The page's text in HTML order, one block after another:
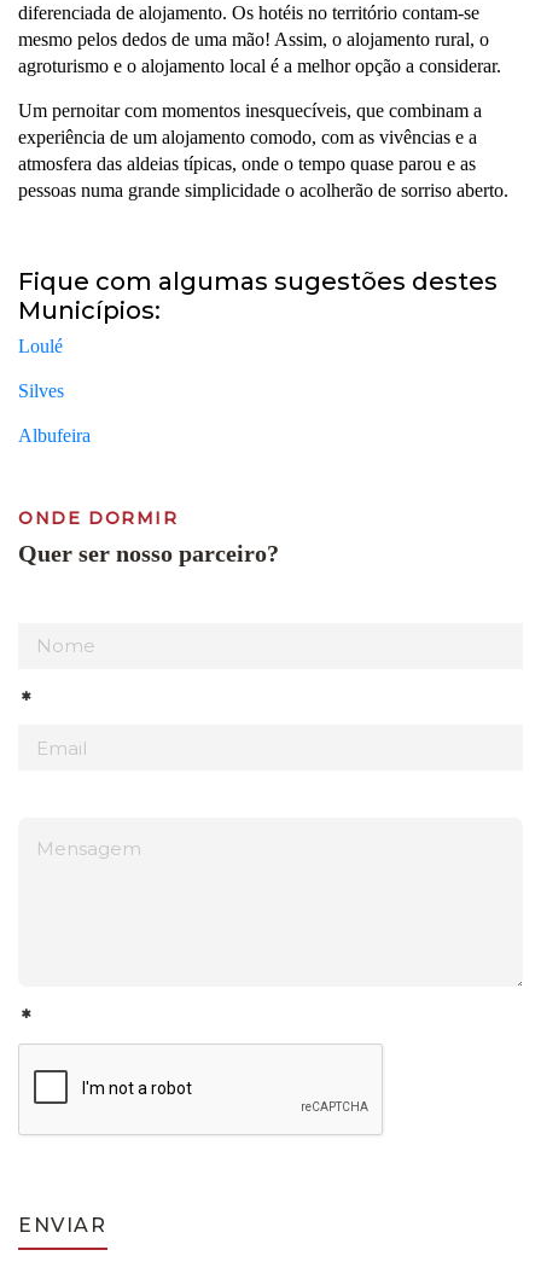
diferenciada de alojamento. Os hotéis no território contam-se
mesmo pelos dedos de uma mão! Assim, o alojamento rural, o
agroturismo e o alojamento local é a melhor opção a considerar.
Um pernoitar com momentos inesquecíveis, que combinam a
experiência de um alojamento comodo, com as vivências e a
atmosfera das aldeias típicas, onde o tempo quase parou e as
pessoas numa grande simplicidade o acolherão de sorriso aberto.
Fique com algumas sugestões destes
Municípios:
Loulé
Silves
Albufeira
ONDE DORMIR
Quer ser nosso parceiro?
*
*
ENVIAR